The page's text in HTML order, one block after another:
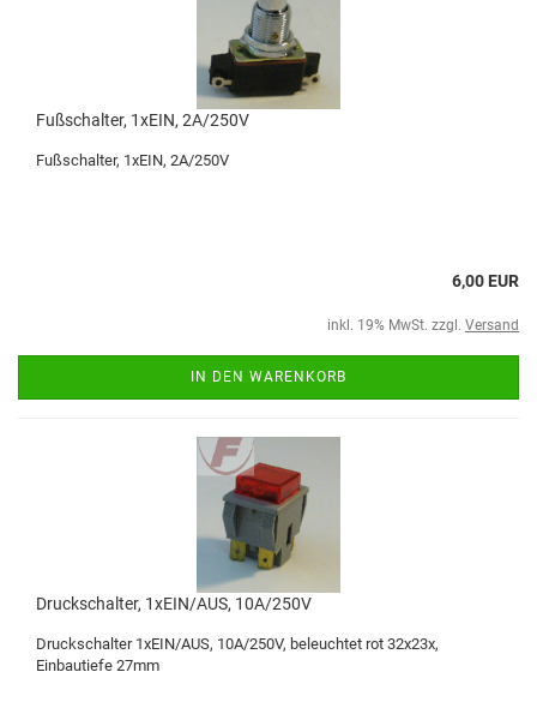
Fußschalter, 1xEIN, 2A/250V
Fußschalter, 1xEIN, 2A/250V
6,00 EUR
inkl. 19% MwSt. zzgl. Versand
IN DEN WARENKORB
Druckschalter, 1xEIN/AUS, 10A/250V
Druckschalter 1xEIN/AUS, 10A/250V, beleuchtet rot 32x23x,
Einbautiefe 27mm